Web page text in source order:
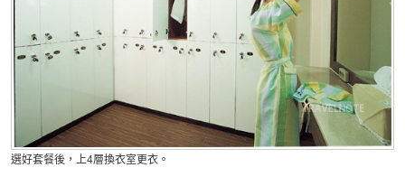
選好套餐後，上4層換衣室更衣。